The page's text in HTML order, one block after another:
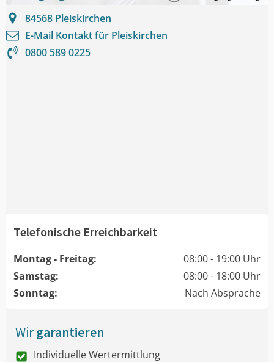
84568 Pleiskirchen
E-Mail Kontakt für Pleiskirchen
0800 589 0225
Telefonische Erreichbarkeit
Montag - Freitag:
08:00 - 19:00 Uhr
Samstag:
08:00 - 18:00 Uhr
Sonntag:
Nach Absprache
Wirgarantieren
Individuelle Wertermittlung